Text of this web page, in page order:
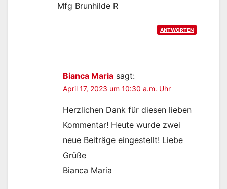
Mfg Brunhilde R
ANTWORTEN
Bianca Maria sagt:
April 17, 2023 um 10:30 a.m. Uhr
Herzlichen Dank für diesen lieben
Kommentar! Heute wurde zwei
neue Beiträge eingestellt! Liebe
Grüße
Bianca Maria